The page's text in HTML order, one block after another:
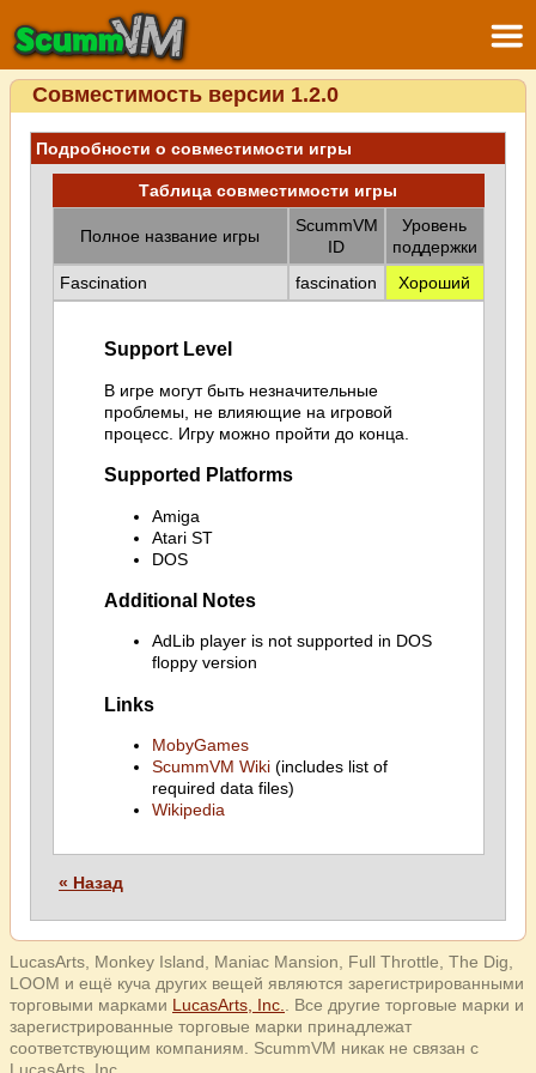
Совместимость версии 1.2.0
Подробности о совместимости игры
Таблица совместимости игры
Полное название игры
ScummVM
ID
Уровень
поддержки
Fascination
fascination Хороший
Support Level
В игре могут быть незначительные
проблемы, не влияющие на игровой
процесс. Игру можно пройти до конца.
Supported Platforms
Amiga
Atari ST
DOS
Additional Notes
AdLib player is not supported in DOS
floppy version
Links
MobyGames
ScummVM Wiki(includes list of
required data files)
Wikipedia
« Назад
LucasArts, Monkey Island, Maniac Mansion, Full Throttle, The Dig,
LOOM и ещё куча других вещей являются зарегистрированными
торговыми марками LucasArts, Inc.
. Все другие торговые марки и
зарегистрированные торговые марки принадлежат
соответствующим компаниям. ScummVM никак не связан с